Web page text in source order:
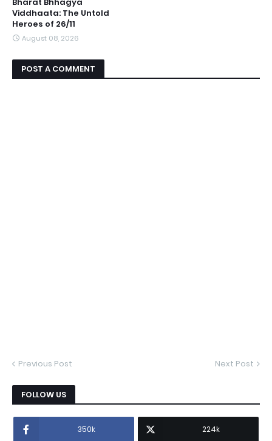
Viddhaata: The Untold
Heroes of 26/11
August 08, 2026
POST A COMMENT
Previous Post Next Post
FOLLOW US
350k 224k